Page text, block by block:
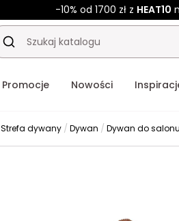
-10% od 1700 zł z HEAT10
Promocje Nowości
Strefa dywany Dywan Dywan do salonu